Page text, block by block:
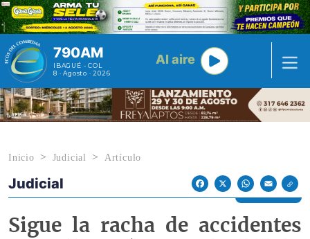
Pasar al contenido principal
790AM
IBAGUÉ - COL
8 · Agosto · 2026
Al aire
Inicio Judicial Artículo
Econoticias y Eventos
Judicial
FacebookX WhatsAppEmail
Sigue la racha de accidentes